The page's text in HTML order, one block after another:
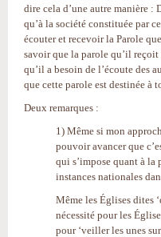
dire cela d’une autre manière
qu’à la société constituée par
écouter et recevoir la Parole
savoir que la parole qu’il reçoit
qu’il a besoin de l’écoute des
que cette parole est destinée à
Deux remarques :
1) Même si mon
pouvoir avancer que
qui s’impose quant à la
instances nationales
Même les Églises dites
nécessité pour les
pour ‘veiller les unes